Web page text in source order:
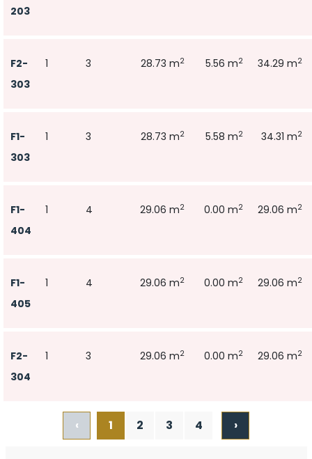
203
F2-
303
1 3 28.73 m2 5.56 m2 34.29 m2
F1-
303
1 3 28.73 m2 5.58 m2 34.31 m2
F1-
404
1 4 29.06 m2 0.00 m2 29.06 m2
F1-
405
1 4 29.06 m2 0.00 m2 29.06 m2
F2-
304
1 3 29.06 m2 0.00 m2 29.06 m2
‹ 1 2 3 4 ›